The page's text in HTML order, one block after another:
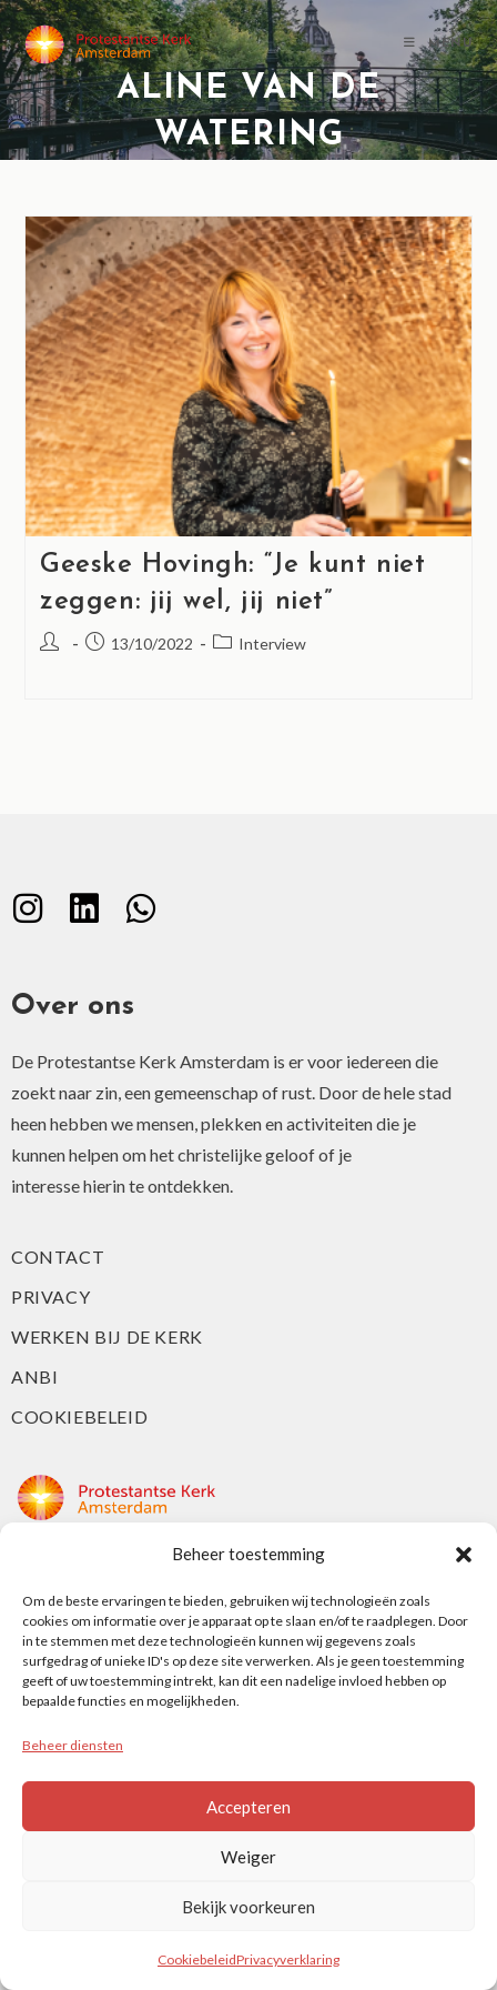
Beheer toestemming
Om de beste ervaringen te bieden, gebruiken wij technologieën zoals
cookies om informatie over je apparaat op te slaan en/of te raadplegen. Door
in te stemmen met deze technologieën kunnen wij gegevens zoals
surfgedrag of unieke ID's op deze site verwerken. Als je geen toestemming
geeft of uw toestemming intrekt, kan dit een nadelige invloed hebben op
bepaalde functies en mogelijkheden.
Beheer diensten
Accepteren
Weiger
Bekijk voorkeuren
CookiebeleidPrivacyverklaring
MENU
ALINE VAN DE
WATERING
Geeske Hovingh: “Je kunt niet
zeggen: jij wel, jij niet”
13/10/2022 Interview
Over ons
De Protestantse Kerk Amsterdam is er voor iedereen die
zoekt naar zin, een gemeenschap of rust. Door de hele stad
heen hebben we mensen, plekken en activiteiten die je
kunnen helpen om het christelijke geloof of je
interesse hierin te ontdekken.
CONTACT
PRIVACY
WERKEN BIJ DE KERK
ANBI
COOKIEBELEID
Nieuwe Herengracht 18
1018 DP Amsterdam
t: 020 5353 700
e: info@protestantsamsterdam.nl
Protestantse Diaconie Amsterdam
e: info@diaconie.org